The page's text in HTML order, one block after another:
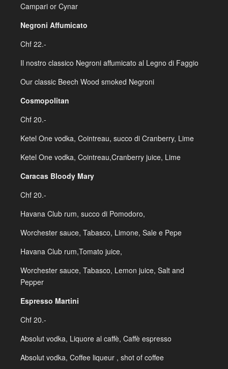
Campari or Cynar
Negroni Affumicato
Chf 22.-
Il nostro classico Negroni affumicato al Legno di Faggio
Our classic Beech Wood smoked Negroni
Cosmopolitan
Chf 20.-
Ketel One vodka, Cointreau, succo di Cranberry, Lime
Ketel One vodka, Cointreau,Cranberry juice, Lime
Caracas Bloody Mary
Chf 20.-
Havana Club rum, succo di Pomodoro,
Worchester sauce, Tabasco, Limone, Sale e Pepe
Havana Club rum,Tomato juice,
Worchester sauce, Tabasco, Lemon juice, Salt and
Pepper
Espresso Martini
Chf 20.-
Absolut vodka, Liquore al caffè, Caffè espresso
Absolut vodka, Coffee liqueur , shot of coffee